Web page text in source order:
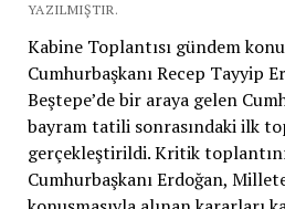
YAZILMIŞTIR.
Kabine Toplantısı gündem
Cumhurbaşkanı Recep Tayyip
Beştepe’de bir araya gelen
bayram tatili sonrasındaki ilk
gerçekleştirildi. Kritik
Cumhurbaşkanı Erdoğan,